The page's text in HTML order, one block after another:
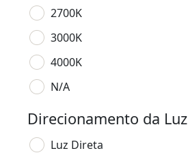
2700K
3000K
4000K
N/A
Direcionamento da Luz
Luz Direta